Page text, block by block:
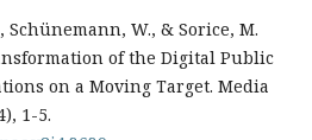
Schünemann, W., & Sorice, M.
of the Digital Public
on a Moving Target. Media
1-5.